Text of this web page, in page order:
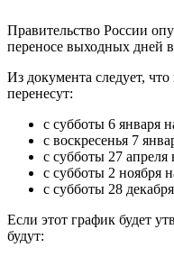
Правительство России
переносе выходных дней
Из документа следует,
перенесут:
с субботы 6 января
с воскресенья 7
с субботы 27 апреля
с субботы 2 ноября
с субботы 28
Если этот график будет
будут: